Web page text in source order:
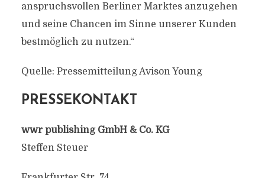
anspruchsvollen Berliner Marktes anzugehen
und seine Chancen im Sinne unserer Kunden
bestmöglich zu nutzen.“
Quelle: Pressemitteilung Avison Young
PRESSEKONTAKT
wwr publishing GmbH & Co. KG
Steffen Steuer